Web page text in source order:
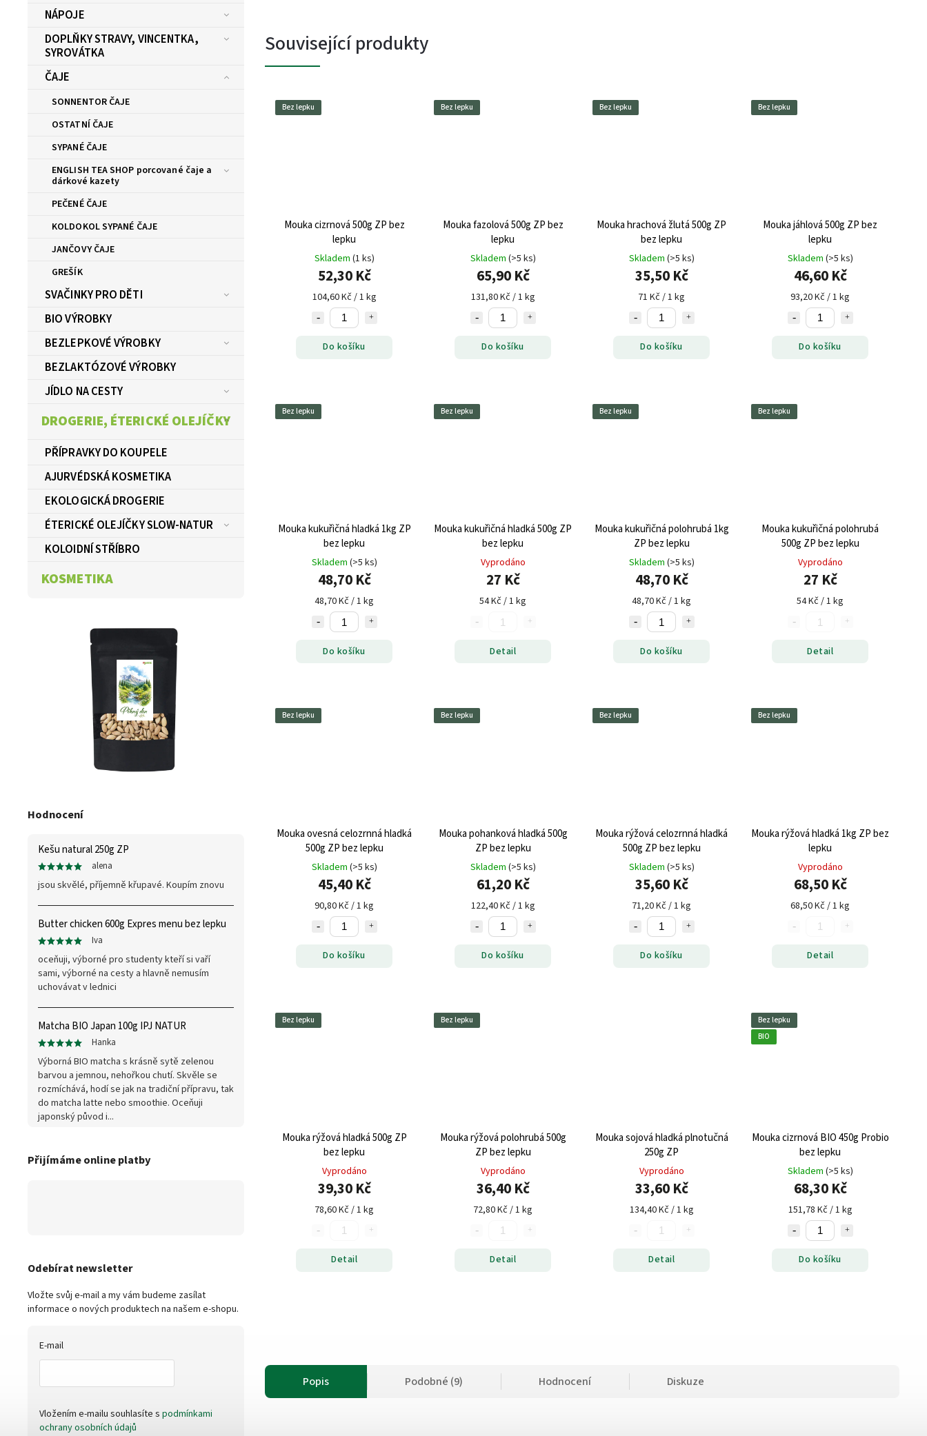
NÁPOJE
DOPLŇKY STRAVY, VINCENTKA,
SYROVÁTKA
ČAJE
SONNENTOR ČAJE
OSTATNÍ ČAJE
SYPANÉ ČAJE
ENGLISH TEA SHOP porcované čaje a
dárkové kazety
PEČENÉ ČAJE
KOLDOKOL SYPANÉ ČAJE
JANČOVY ČAJE
GREŠÍK
SVAČINKY PRO DĚTI
BIO VÝROBKY
BEZLEPKOVÉ VÝROBKY
BEZLAKTÓZOVÉ VÝROBKY
JÍDLO NA CESTY
DROGERIE, ÉTERICKÉ OLEJÍČKY
PŘÍPRAVKY DO KOUPELE
AJURVÉDSKÁ KOSMETIKA
EKOLOGICKÁ DROGERIE
ÉTERICKÉ OLEJÍČKY SLOW-NATUR
KOLOIDNÍ STŘÍBRO
KOSMETIKA
Hodnocení
Kešu natural 250g ZP
alena
jsou skvělé, příjemně křupavé. Koupím znovu
Butter chicken 600g Expres menu bez lepku
Iva
oceňuji, výborné pro studenty kteří si vaří
sami, výborné na cesty a hlavně nemusím
uchovávat v lednici
Matcha BIO Japan 100g IPJ NATUR
Hanka
Výborná BIO matcha s krásně sytě zelenou
barvou a jemnou, nehořkou chutí. Skvěle se
rozmíchává, hodí se jak na tradiční přípravu, tak
do matcha latte nebo smoothie. Oceňuji
japonský původ i...
Přijímáme online platby
Odebírat newsletter
Vložte svůj e-mail a my vám budeme zasílat
informace o nových produktech na našem e-shopu.
E-mail
Vložením e-mailu souhlasíte s podmínkami
ochrany osobních údajů
Související produkty
Bez lepku
Mouka cizrnová 500g ZP bez
lepku
Skladem (1 ks)
52,30 Kč
104,60 Kč / 1 kg
Do košíku
Bez lepku
Mouka fazolová 500g ZP bez
lepku
Skladem (>5 ks)
65,90 Kč
131,80 Kč / 1 kg
Do košíku
Bez lepku
Mouka hrachová žlutá 500g ZP
bez lepku
Skladem (>5 ks)
35,50 Kč
71 Kč / 1 kg
Do košíku
Bez lepku
Mouka jáhlová 500g ZP bez
lepku
Skladem (>5 ks)
46,60 Kč
93,20 Kč / 1 kg
Do košíku
Bez lepku
Mouka kukuřičná hladká 1kg ZP
bez lepku
Skladem (>5 ks)
48,70 Kč
48,70 Kč / 1 kg
Do košíku
Bez lepku
Mouka kukuřičná hladká 500g ZP
bez lepku
Vyprodáno
27 Kč
54 Kč / 1 kg
Detail
Bez lepku
Mouka kukuřičná polohrubá 1kg
ZP bez lepku
Skladem (>5 ks)
48,70 Kč
48,70 Kč / 1 kg
Do košíku
Bez lepku
Mouka kukuřičná polohrubá
500g ZP bez lepku
Vyprodáno
27 Kč
54 Kč / 1 kg
Detail
Bez lepku
Mouka ovesná celozrnná hladká
500g ZP bez lepku
Skladem (>5 ks)
45,40 Kč
90,80 Kč / 1 kg
Do košíku
Bez lepku
Mouka pohanková hladká 500g
ZP bez lepku
Skladem (>5 ks)
61,20 Kč
122,40 Kč / 1 kg
Do košíku
Bez lepku
Mouka rýžová celozrnná hladká
500g ZP bez lepku
Skladem (>5 ks)
35,60 Kč
71,20 Kč / 1 kg
Do košíku
Bez lepku
Mouka rýžová hladká 1kg ZP bez
lepku
Vyprodáno
68,50 Kč
68,50 Kč / 1 kg
Detail
Bez lepku
Mouka rýžová hladká 500g ZP
bez lepku
Vyprodáno
39,30 Kč
78,60 Kč / 1 kg
Detail
Bez lepku
Mouka rýžová polohrubá 500g
ZP bez lepku
Vyprodáno
36,40 Kč
72,80 Kč / 1 kg
Detail
Mouka sojová hladká plnotučná
250g ZP
Vyprodáno
33,60 Kč
134,40 Kč / 1 kg
Detail
Bez lepku
BIO
Mouka cizrnová BIO 450g Probio
bez lepku
Skladem (>5 ks)
68,30 Kč
151,78 Kč / 1 kg
Do košíku
Popis Podobné (9) Hodnocení Diskuze